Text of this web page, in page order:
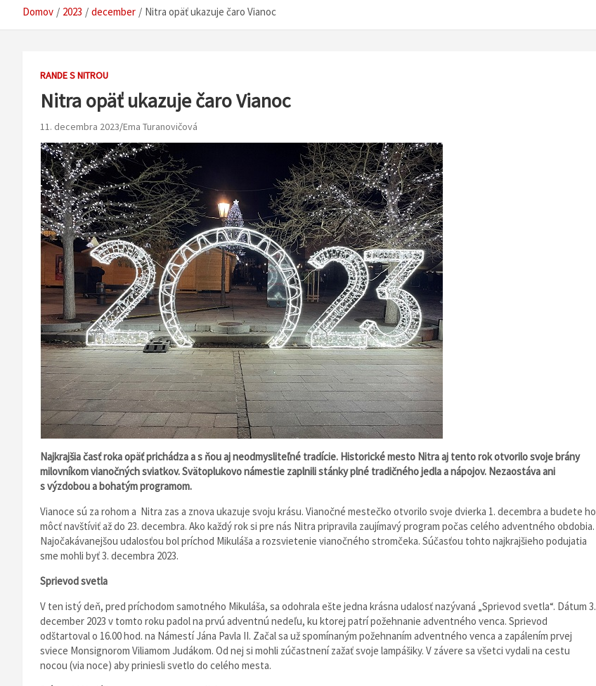
Domov 2023 december Nitra opäť ukazuje čaro Vianoc
RANDE S NITROU
Nitra opäť ukazuje čaro Vianoc
11. decembra 2023 Ema Turanovičová
Najkrajšia časť roka opäť prichádza a s ňou aj neodmysliteľné tradície. Historické mesto Nitra aj tento rok otvorilo svoje brány
milovníkom vianočných sviatkov. Svätoplukovo námestie zaplnili stánky plné tradičného jedla a nápojov. Nezaostáva ani
s výzdobou a bohatým programom.
Vianoce sú za rohom a Nitra zas a znova ukazuje svoju krásu. Vianočné mestečko otvorilo svoje dvierka 1. decembra a budete ho
môcť navštíviť až do 23. decembra. Ako každý rok si pre nás Nitra pripravila zaujímavý program počas celého adventného obdobia.
Najočakávanejšou udalosťou bol príchod Mikuláša a rozsvietenie vianočného stromčeka. Súčasťou tohto najkrajšieho podujatia
sme mohli byť 3. decembra 2023.
Sprievod svetla
V ten istý deň, pred príchodom samotného Mikuláša, sa odohrala ešte jedna krásna udalosť nazývaná „Sprievod svetla“. Dátum 3.
december 2023 v tomto roku padol na prvú adventnú nedeľu, ku ktorej patrí požehnanie adventného venca. Sprievod
odštartoval o 16.00 hod. na Námestí Jána Pavla II. Začal sa už spomínaným požehnaním adventného venca a zapálením prvej
sviece Monsignorom Viliamom Judákom. Od nej si mohli zúčastnení zažať svoje lampášiky. V závere sa všetci vydali na cestu
nocou (via noce) aby priniesli svetlo do celého mesta.